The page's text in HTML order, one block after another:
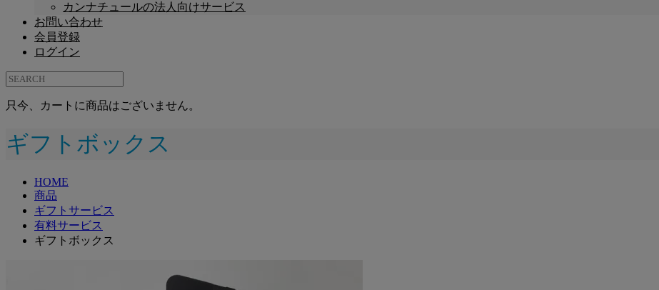
カンナチュールの法人向けサービス
お問い合わせ
会員登録
ログイン
只今、カートに商品はございません。
ギフトボックス
HOME
商品
ギフトサービス
有料サービス
ギフトボックス